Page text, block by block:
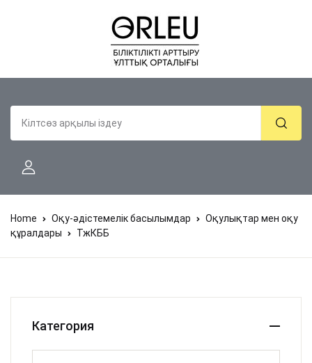
Home Оқу-әдістемелік басылымдар
Оқулықтар мен оқу
құралдары
ТжКББ
Категория